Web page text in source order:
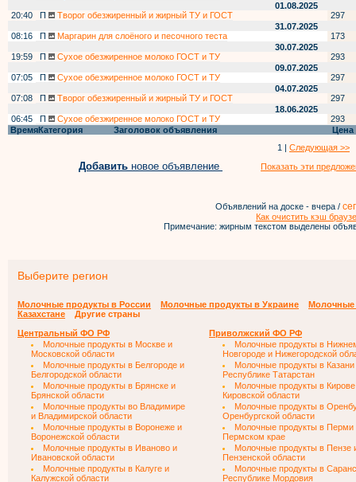
01.08.2025
20:40
П Творог обезжиренный и жирный ТУ и ГОСТ
297
31.07.2025
08:16
П Маргарин для слоёного и песочного теста
173
30.07.2025
19:59
П Сухое обезжиренное молоко ГОСТ и ТУ
293
09.07.2025
07:05
П Сухое обезжиренное молоко ГОСТ и ТУ
297
04.07.2025
07:08
П Творог обезжиренный и жирный ТУ и ГОСТ
297
18.06.2025
06:45
П Сухое обезжиренное молоко ГОСТ и ТУ
293
ВремяКатегория Заголовок объявления
Цена
1 | Следующая >>
Добавить новое объявление Показать эти
Объявлений на доске - вчера /
Как очистить кэш
Примечание: жирным текстом выделены
Выберите регион
Молочные продукты в России Молочные продукты в Украине
Молочные
Казахстане
Другие страны
Центральный ФО РФ
Молочные продукты в Москве и
Московской области
Молочные продукты в Белгороде и
Белгородской области
Молочные продукты в Брянске и
Брянской области
Молочные продукты во Владимире
и Владимирской области
Молочные продукты в Воронеже и
Воронежской области
Молочные продукты в Иваново и
Ивановской области
Молочные продукты в Калуге и
Калужской области
Приволжский ФО РФ
Молочные продукты в
Новгороде и Нижегородской
Молочные продукты в Казани
Республике Татарстан
Молочные продукты в
Кировской области
Молочные продукты в
Оренбургской области
Молочные продукты в Перми
Пермском крае
Молочные продукты в Пензе
Пензенской области
Молочные продукты в
Республике Мордовия